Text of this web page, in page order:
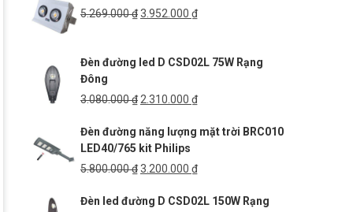
2.529.000 ₫.
5.269.000₫Giá
5.269.000 ₫.
3.952.000 ₫Giá
là:
Đèn đường led D CSD02L 75W Rạng
Đông
3.080.000₫ Giá
là:
3.080.000 ₫.
2.310.000 ₫Giá
tại
2.310.000 ₫.
Đèn đường năng lượng mặt trời BRC010
LED40/765 kit Philips
5.800.000₫Giá
là:
3.200.000 ₫Giá
tại
Đèn led đường D CSD02L 150W Rạng